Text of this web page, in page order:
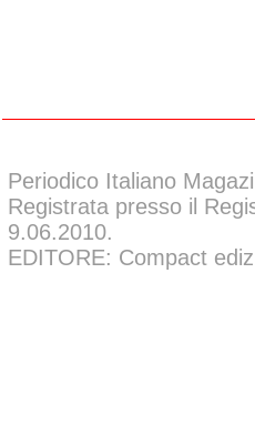
Periodico Italiano
Registrata presso il
9.06.2010.
EDITORE: Compact